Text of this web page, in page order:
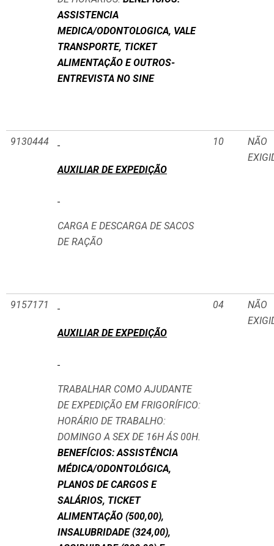
ASSISTENCIA
MEDICA/ODONTOLOGICA, VALE
TRANSPORTE, TICKET
ALIMENTAÇÃO E OUTROS-
ENTREVISTA NO SINE
9130444
AUXILIAR DE EXPEDIÇÃO
CARGA E DESCARGA DE SACOS
DE RAÇÃO
10
NÃO
9157171
AUXILIAR DE EXPEDIÇÃO
TRABALHAR COMO AJUDANTE
DE EXPEDIÇÃO EM FRIGORÍFICO:
HORÁRIO DE TRABALHO:
DOMINGO A SEX DE 16H ÁS 00H.
BENEFÍCIOS: ASSISTÊNCIA
MÉDICA/ODONTOLÓGICA,
PLANOS DE CARGOS E
SALÁRIOS, TICKET
ALIMENTAÇÃO (500,00),
INSALUBRIDADE (324,00),
04
NÃO